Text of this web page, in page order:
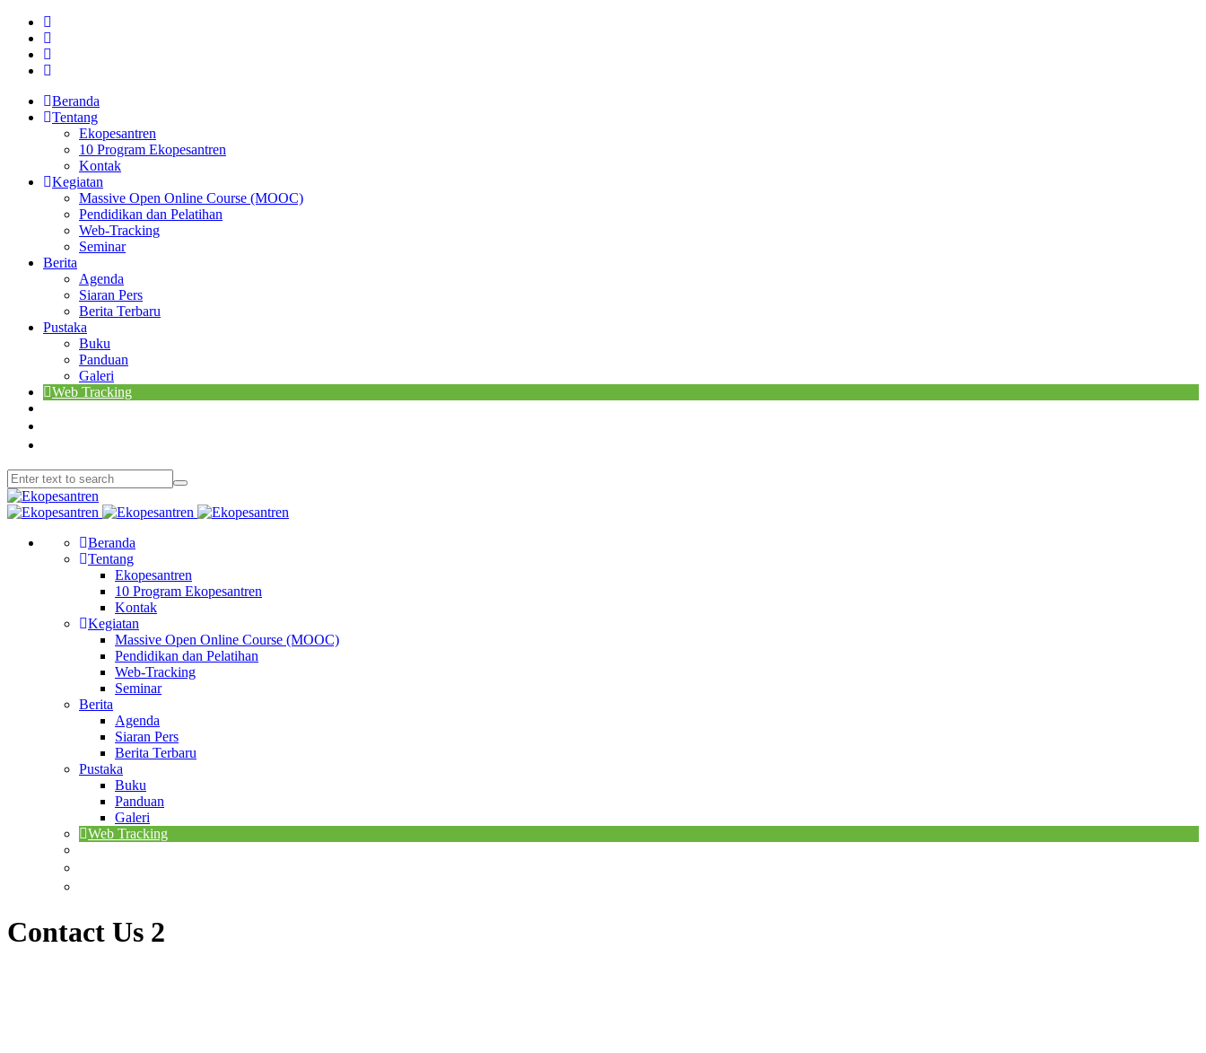
Beranda
Tentang
Ekopesantren
10 Program Ekopesantren
Kontak
Kegiatan
Massive Open Online Course (MOOC)
Pendidikan dan Pelatihan
Web-Tracking
Seminar
Berita
Agenda
Siaran Pers
Berita Terbaru
Pustaka
Buku
Panduan
Galeri
Web Tracking
Beranda
Tentang
Ekopesantren
10 Program Ekopesantren
Kontak
Kegiatan
Massive Open Online Course (MOOC)
Pendidikan dan Pelatihan
Web-Tracking
Seminar
Berita
Agenda
Siaran Pers
Berita Terbaru
Pustaka
Buku
Panduan
Galeri
Web Tracking
Contact Us 2